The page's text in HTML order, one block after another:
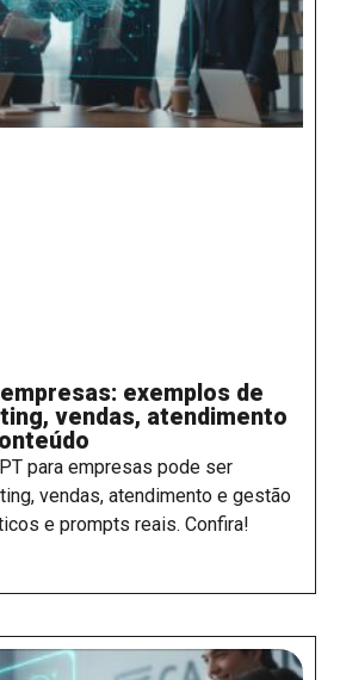
exemplos de
vendas, atendimento
vendas, atendimento e gestão
e prompts reais. Confira!